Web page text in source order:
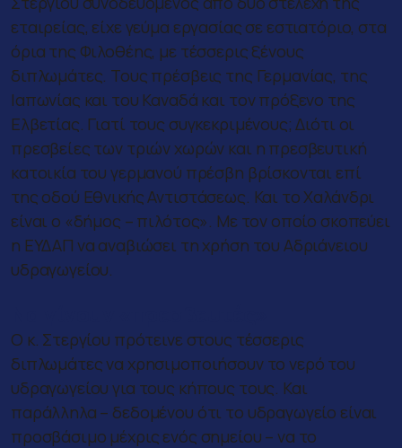
εταιρείας, είχε γεύμα εργασίας σε εστιατόριο, στα
όρια της Φιλοθέης, με τέσσερις ξένους
διπλωμάτες. Τους πρέσβεις της Γερμανίας, της
Ιαπωνίας και του Καναδά και τον πρόξενο της
Ελβετίας. Γιατί τους συγκεκριμένους; Διότι οι
πρεσβείες των τριών χωρών και η πρεσβευτική
κατοικία του γερμανού πρέσβη βρίσκονται επί
της οδού Εθνικής Αντιστάσεως. Και το Χαλάνδρι
είναι ο «δήμος – πιλότος». Με τον οποίο σκοπεύει
η ΕΥΔΑΠ να αναβιώσει τη χρήση του Αδριάνειου
υδραγωγείου.
Ο κ. Στεργίου πρότεινε στους τέσσερις
διπλωμάτες να χρησιμοποιήσουν το νερό του
υδραγωγείου για τους κήπους τους. Και
παράλληλα – δεδομένου ότι το υδραγωγείο είναι
προσβάσιμο μέχρις ενός σημείου – να το